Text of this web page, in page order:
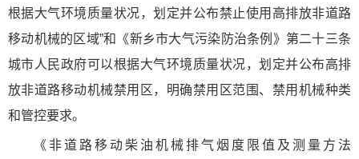
根据大气环境质量状况，划定并公布禁止使用高排放非道路
移动机械的区域”和《新乡市大气污染防治条例》第二十三条
城市人民政府可以根据大气环境质量状况，划定并公布高排
放非道路移动机械禁用区，明确禁用区范围、禁用机械种类
和管控要求。
《非道路移动柴油机械排气烟度限值及测量方法